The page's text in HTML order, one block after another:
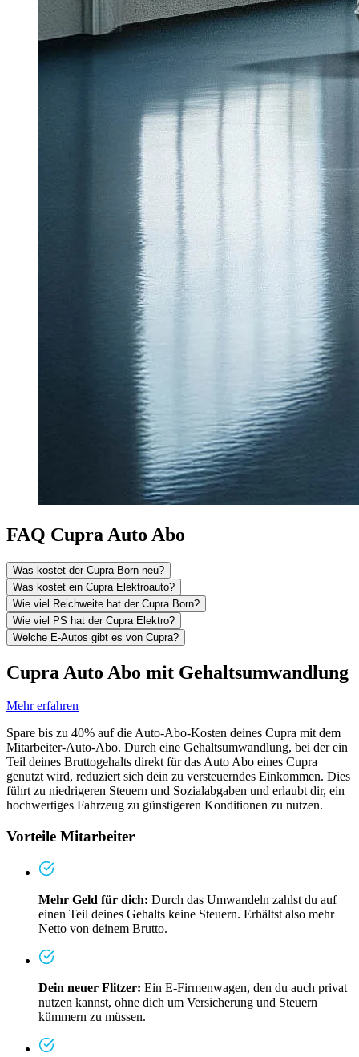
FAQ Cupra Auto Abo
Was kostet der Cupra Born neu?
Was kostet ein Cupra Elektroauto?
Wie viel Reichweite hat der Cupra Born?
Wie viel PS hat der Cupra Elektro?
Welche E-Autos gibt es von Cupra?
Cupra Auto Abo mit Gehaltsumwandlung
Mehr erfahren
Spare bis zu 40% auf die Auto-Abo-Kosten deines Cupra mit dem
Mitarbeiter-Auto-Abo. Durch eine Gehaltsumwandlung, bei der ein
Teil deines Bruttogehalts direkt für das Auto Abo eines Cupra
genutzt wird, reduziert sich dein zu versteuerndes Einkommen. Dies
führt zu niedrigeren Steuern und Sozialabgaben und erlaubt dir, ein
hochwertiges Fahrzeug zu günstigeren Konditionen zu nutzen.
Vorteile Mitarbeiter
Mehr Geld für dich: Durch das Umwandeln zahlst du auf
einen Teil deines Gehalts keine Steuern. Erhältst also mehr
Netto von deinem Brutto.
Dein neuer Flitzer: Ein E-Firmenwagen, den du auch privat
nutzen kannst, ohne dich um Versicherung und Steuern
kümmern zu müssen.